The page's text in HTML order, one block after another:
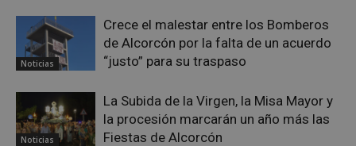
Noticias
Crece el malestar entre los Bomberos
de Alcorcón por la falta de un acuerdo
“justo” para su traspaso
Noticias
La Subida de la Virgen, la Misa Mayor y
la procesión marcarán un año más las
Fiestas de Alcorcón
AWSALBCORS
Amazon.com
Inc.
embed.bsky.app
1 semana
Privacy Policy